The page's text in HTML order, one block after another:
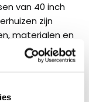
van 40 inch
zijn
materialen en